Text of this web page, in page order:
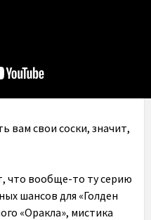
вам свои соски, значит,
что вообще-то ту серию
шансов для «Голден
«Оракла», мистика